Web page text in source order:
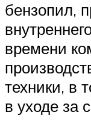
бензопил,
времени
техники, в
в уходе за